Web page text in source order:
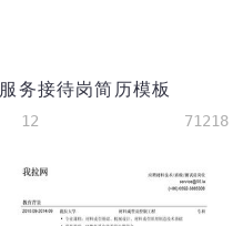
服务接待岗简历模板
12 71218